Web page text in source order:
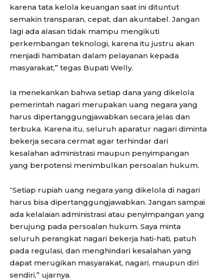
karena tata kelola keuangan saat ini dituntut
semakin transparan, cepat, dan akuntabel. Jangan
lagi ada alasan tidak mampu mengikuti
perkembangan teknologi, karena itu justru akan
menjadi hambatan dalam pelayanan kepada
masyarakat,” tegas Bupati Welly.
Ia menekankan bahwa setiap dana yang dikelola
pemerintah nagari merupakan uang negara yang
harus dipertanggungjawabkan secara jelas dan
terbuka. Karena itu, seluruh aparatur nagari diminta
bekerja secara cermat agar terhindar dari
kesalahan administrasi maupun penyimpangan
yang berpotensi menimbulkan persoalan hukum.
“Setiap rupiah uang negara yang dikelola di nagari
harus bisa dipertanggungjawabkan. Jangan sampai
ada kelalaian administrasi atau penyimpangan yang
berujung pada persoalan hukum. Saya minta
seluruh perangkat nagari bekerja hati-hati, patuh
pada regulasi, dan menghindari kesalahan yang
dapat merugikan masyarakat, nagari, maupun diri
sendiri,” ujarnya.